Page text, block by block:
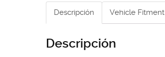
Descripción Vehicle Fitment
Descripción